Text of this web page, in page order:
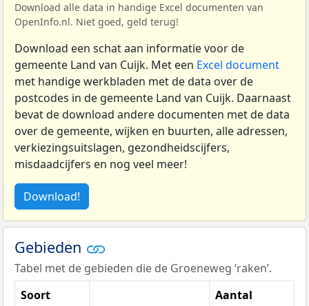
Download alle data in handige Excel documenten van
OpenInfo.nl. Niet goed, geld terug!
Download een schat aan informatie voor de
gemeente Land van Cuijk. Met een Excel document
met handige werkbladen met de data over de
postcodes in de gemeente Land van Cuijk. Daarnaast
bevat de download andere documenten met de data
over de gemeente, wijken en buurten, alle adressen,
verkiezingsuitslagen, gezondheidscijfers,
misdaadcijfers en nog veel meer!
Download!
Gebieden
Tabel met de gebieden die de Groeneweg ‘raken’.
Soort
Aantal